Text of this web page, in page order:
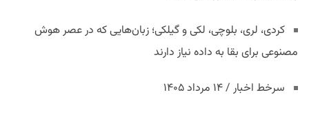
کردی، لری، بلوچی، لکی و گیلکی؛ زبان‌هایی که در عصر هوش
مصنوعی برای بقا به داده نیاز دارند
سرخط اخبار / ۱۴ مرداد ۱۴۰۵